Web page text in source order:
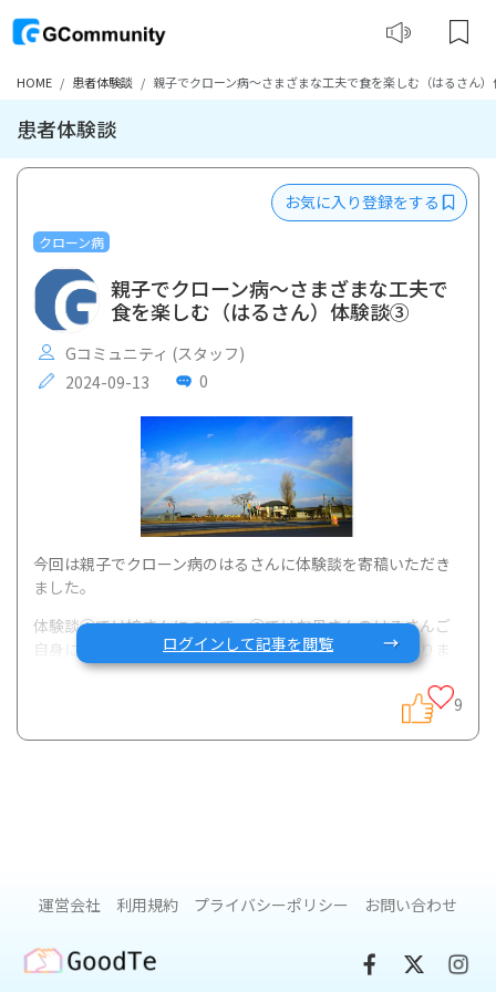
HOME 患者体験談 親子でクローン病～さまざまな工夫で食を楽しむ（はるさん
患者体験談
クローン病
お気に入り登録をする
親子でクローン病～さまざまな工夫で
食を楽しむ（はるさん）体験談③
Gコミュニティ (スタッフ)
2024-09-13
0
今回は親子でクローン病のはるさんに体験談を寄稿いただき
ました。
体験談①では娘さんについて、②ではお母さんのはるさんご
自身について、記載いただきました。今回でラストとなりま
す。診断直後の患者さんへのメッセージが、もう診断されて
何年も経っている患者スタッフの私も感動して泣きそうでし
グッテスタッフ
ログインして記事を閲覧
9
運営会社 利用規約 プライバシーポリシー お問い合わせ
GoodTe